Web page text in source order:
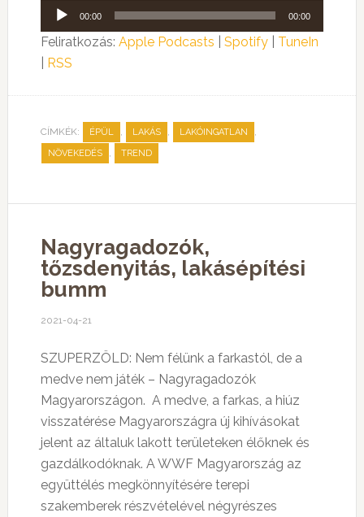
Audió
lejátszó
00:00 00:00
Feliratkozás: Apple Podcasts Spotify| TuneIn
RSS
CÍMKÉK: ÉPÜL , LAKÁS , LAKÓINGATLAN ,
NÖVEKEDÉS , TREND
Nagyragadozók,
tőzsdenyitás, lakásépítési
bumm
2021-04-21
SZUPERZÖLD: Nem félünk a farkastól, de a
medve nem játék – Nagyragadozók
Magyarországon. A medve, a farkas, a hiúz
visszatérése Magyarországra új kihívásokat
jelent az általuk lakott területeken élőknek és
gazdálkodóknak. A WWF Magyarország az
együttélés megkönnyítésére terepi
szakemberek részvételével négyrészes